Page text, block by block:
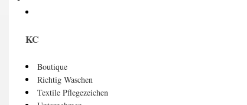
KC
Boutique
Richtig Waschen
Textile Pflegezeichen